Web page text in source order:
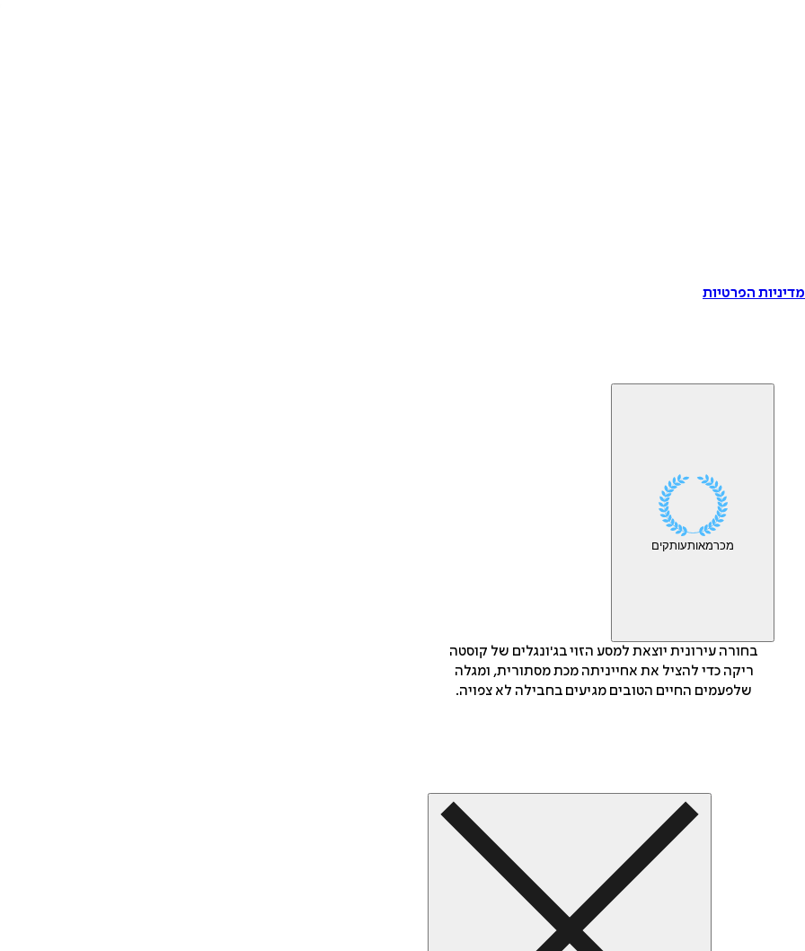
הפרטיות
מכרמאותעותקים
בחורה עירונית יוצאת למסע הזוי בג'ונגלים של קוסטה
ריקה כדי להציל את אחייניתה מכת מסתורית, ומגלה
שלפעמים החיים הטובים מגיעים בחבילה לא צפויה.